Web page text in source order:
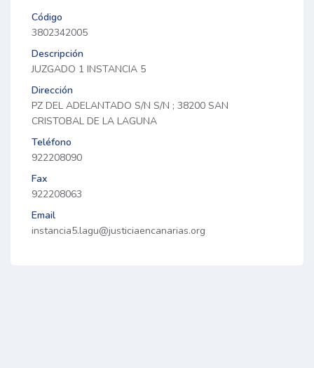
Código
3802342005
Descripción
JUZGADO 1 INSTANCIA 5
Dirección
PZ DEL ADELANTADO S/N S/N ; 38200 SAN
CRISTOBAL DE LA LAGUNA
Teléfono
922208090
Fax
922208063
Email
instancia5.lagu@justiciaencanarias.org